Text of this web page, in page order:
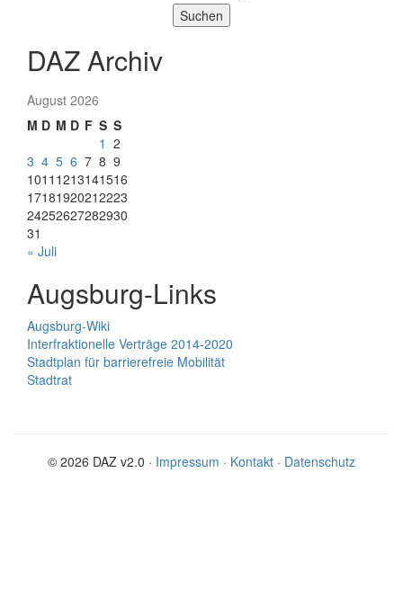
Suchen
DAZ Archiv
August 2026
M D M D F S S
1 2
3 4 5 6 7 8 9
1011 1213141516
17181920212223
24252627282930
31
« Juli
Augsburg-Links
Augsburg-Wiki
Interfraktionelle Verträge 2014-2020
Stadtplan für barrierefreie Mobilität
Stadtrat
© 2026 DAZ v2.0 · Impressum · Kontakt · Datenschutz